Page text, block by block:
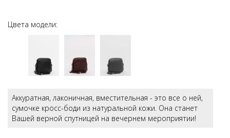
Цвета модели:
Аккуратная, лаконичная, вместительная - это все о ней,
сумочке кросс-боди из натуральной кожи. Она станет
Вашей верной спутницей на вечернем мероприятии!